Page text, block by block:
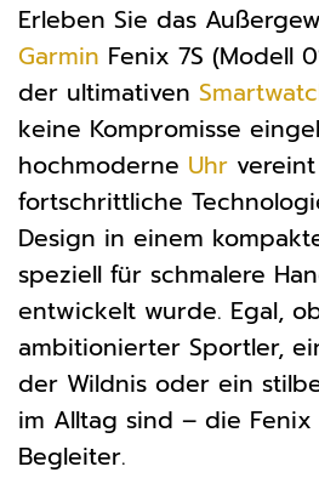
Erleben Sie das
Garmin Fenix 7S (Modell
der ultimativen
keine Kompromisse
hochmoderne Uhr
fortschrittliche
Design in einem
speziell für schmalere
entwickelt wurde. Egal,
ambitionierter Sportler,
der Wildnis oder ein
im Alltag sind – die
Begleiter.